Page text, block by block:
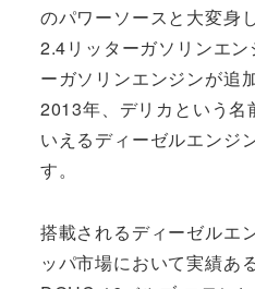
のパワーソースと大変身
2.4リッターガソリンエ
ーガソリンエンジンが追
2013年、デリカという名
いえるディーゼルエンジ
す。
搭載されるディーゼルエ
ッパ市場において実績あ